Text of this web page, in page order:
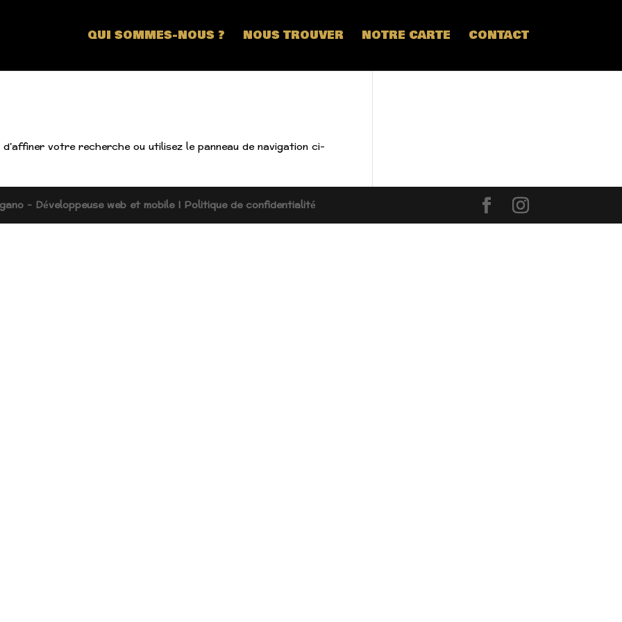
QUI SOMMES-NOUS ? NOUS TROUVER NOTRE CARTE CONTACT
votre recherche ou utilisez le panneau de navigation ci-
- Développeuse web et mobile I Politique de confidentialité